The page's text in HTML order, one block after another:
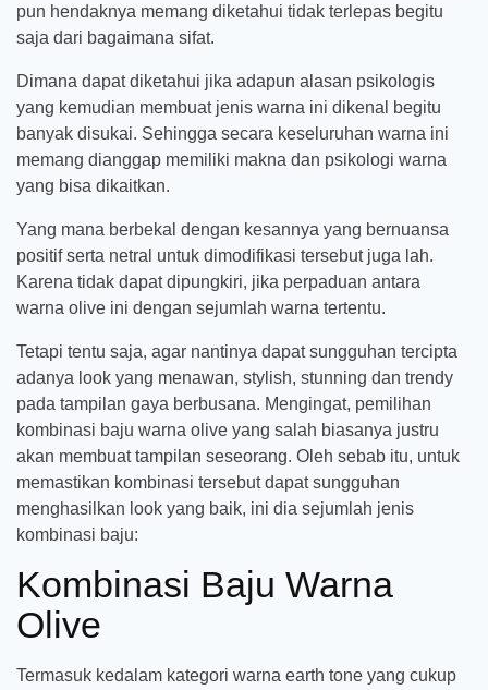
pun hendaknya memang diketahui tidak terlepas begitu
saja dari bagaimana sifat.
Dimana dapat diketahui jika adapun alasan psikologis
yang kemudian membuat jenis warna ini dikenal begitu
banyak disukai. Sehingga secara keseluruhan warna ini
memang dianggap memiliki makna dan psikologi warna
yang bisa dikaitkan.
Yang mana berbekal dengan kesannya yang bernuansa
positif serta netral untuk dimodifikasi tersebut juga lah.
Karena tidak dapat dipungkiri, jika perpaduan antara
warna olive ini dengan sejumlah warna tertentu.
Tetapi tentu saja, agar nantinya dapat sungguhan tercipta
adanya look yang menawan, stylish, stunning dan trendy
pada tampilan gaya berbusana. Mengingat, pemilihan
kombinasi baju warna olive yang salah biasanya justru
akan membuat tampilan seseorang. Oleh sebab itu, untuk
memastikan kombinasi tersebut dapat sungguhan
menghasilkan look yang baik, ini dia sejumlah jenis
kombinasi baju:
Kombinasi Baju Warna
Olive
Termasuk kedalam kategori warna earth tone yang cukup